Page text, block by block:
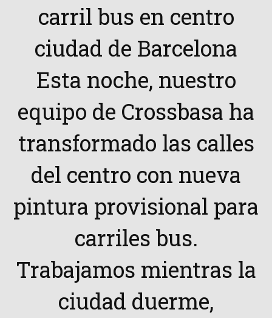
carril bus en centro
ciudad de Barcelona
Esta noche, nuestro
equipo de Crossbasa ha
transformado las calles
del centro con nueva
pintura provisional para
carriles bus.
Trabajamos mientras la
ciudad duerme,